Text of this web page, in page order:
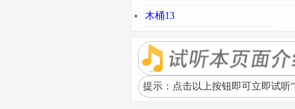
木桶13
提示：点击以上按钮即可立即试听